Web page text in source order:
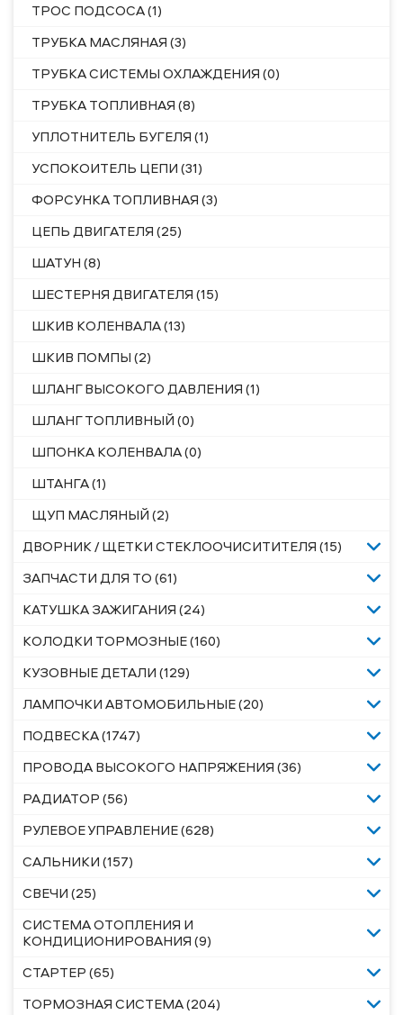
ТРОС ПОДСОСА (1)
ТРУБКА МАСЛЯНАЯ (3)
ТРУБКА СИСТЕМЫ ОХЛАЖДЕНИЯ (0)
ТРУБКА ТОПЛИВНАЯ (8)
УПЛОТНИТЕЛЬ БУГЕЛЯ (1)
УСПОКОИТЕЛЬ ЦЕПИ (31)
ФОРСУНКА ТОПЛИВНАЯ (3)
ЦЕПЬ ДВИГАТЕЛЯ (25)
ШАТУН (8)
ШЕСТЕРНЯ ДВИГАТЕЛЯ (15)
ШКИВ КОЛЕНВАЛА (13)
ШКИВ ПОМПЫ (2)
ШЛАНГ ВЫСОКОГО ДАВЛЕНИЯ (1)
ШЛАНГ ТОПЛИВНЫЙ (0)
ШПОНКА КОЛЕНВАЛА (0)
ШТАНГА (1)
ЩУП МАСЛЯНЫЙ (2)
ДВОРНИК / ЩЕТКИ СТЕКЛООЧИСИТИТЕЛЯ (15)
ЗАПЧАСТИ ДЛЯ ТО (61)
КАТУШКА ЗАЖИГАНИЯ (24)
КОЛОДКИ ТОРМОЗНЫЕ (160)
КУЗОВНЫЕ ДЕТАЛИ (129)
ЛАМПОЧКИ АВТОМОБИЛЬНЫЕ (20)
ПОДВЕСКА (1747)
ПРОВОДА ВЫСОКОГО НАПРЯЖЕНИЯ (36)
РАДИАТОР (56)
РУЛЕВОЕ УПРАВЛЕНИЕ (628)
САЛЬНИКИ (157)
СВЕЧИ (25)
СИСТЕМА ОТОПЛЕНИЯ И
КОНДИЦИОНИРОВАНИЯ (9)
СТАРТЕР (65)
ТОРМОЗНАЯ СИСТЕМА (204)